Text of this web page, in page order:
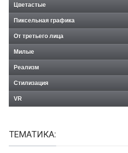
Цветастые
Пиксельная графика
От третьего лица
Милые
Реализм
Стилизация
VR
ТЕМАТИКА: